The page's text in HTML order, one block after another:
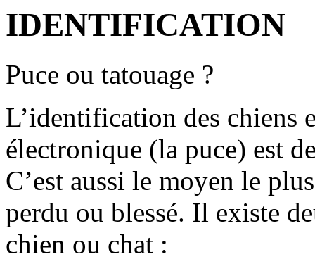
IDENTIFICATION
Puce ou tatouage ?
L’identification des chiens
électronique (la puce) est
C’est aussi le moyen le
perdu ou blessé. Il existe
chien ou chat :